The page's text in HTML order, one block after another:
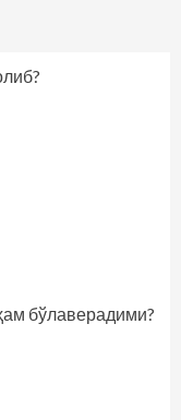
бўлаверадими?